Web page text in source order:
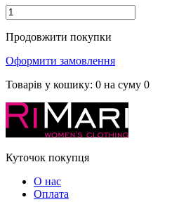
Продовжити покупки
Оформити замовлення
Товарів у кошику: 0 на суму 0
Куточок покупця
О нас
Оплата